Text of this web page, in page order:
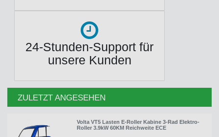
24-Stunden-Support für
unsere Kunden
ZULETZT ANGESEHEN
Volta VT5 Lasten E-Roller Kabine 3-Rad Elektro-
Roller 3.9kW 60KM Reichweite ECE